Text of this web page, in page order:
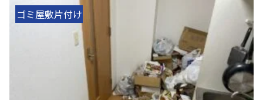
ゴミ屋敷片付け